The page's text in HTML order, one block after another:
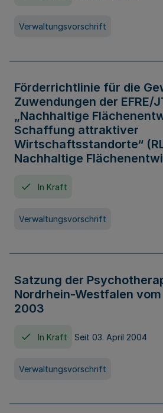
Verwaltungsvorschrift
Förderrichtlinie für die
Zuwendungen der EFRE/
„Nachhaltige
Schaffung attraktiver
Wirtschaftsstandorte“
Nachhaltige
In Kraft
Verwaltungsvorschrift
Satzung der
Nordrhein-Westfalen vom
2003
In Kraft Seit 03. April 2004
Verwaltungsvorschrift